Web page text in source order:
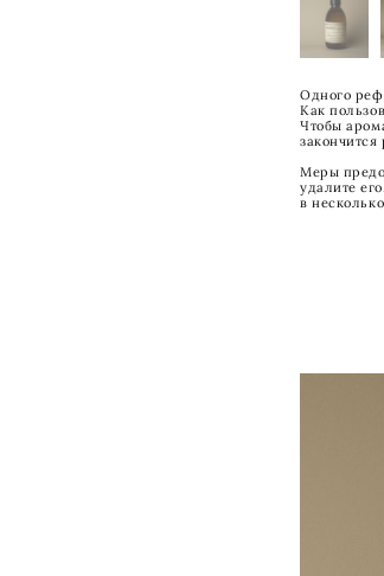
Одного
Как
Чтобы
закончится
Меры
удалите
в